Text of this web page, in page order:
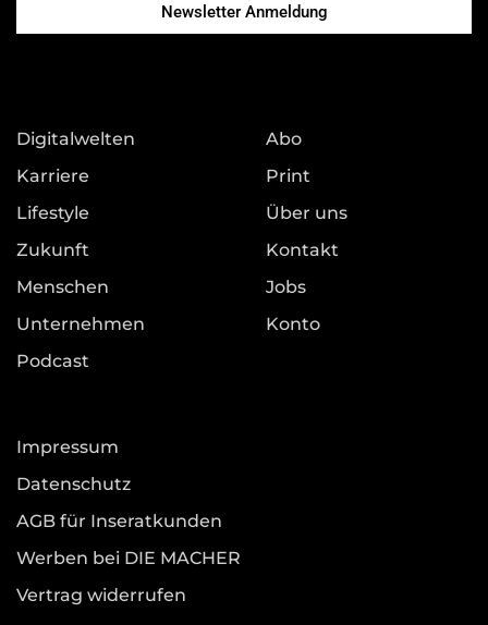
Newsletter Anmeldung
Digitalwelten
Karriere
Lifestyle
Zukunft
Menschen
Unternehmen
Podcast
Abo
Print
Über uns
Kontakt
Jobs
Konto
Impressum
Datenschutz
AGB für Inseratkunden
Werben bei DIE MACHER
Vertrag widerrufen